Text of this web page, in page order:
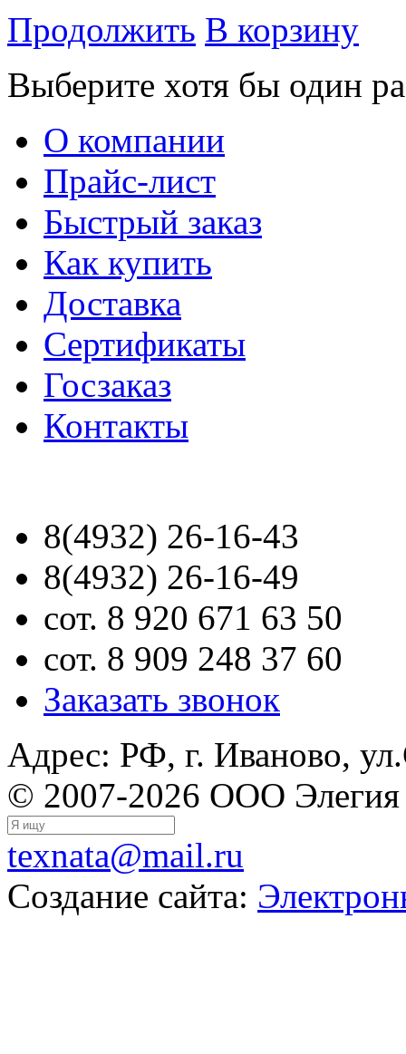
Продолжить В корзину
Выберите хотя бы один
О компании
Прайс-лист
Быстрый заказ
Как купить
Доставка
Сертификаты
Госзаказ
Контакты
8(4932) 26-16-43
8(4932) 26-16-49
сот. 8 920 671 63 50
сот. 8 909 248 37 60
Заказать звонок
Адрес: РФ, г. Иваново,
© 2007-2026 ООО Элегия
texnata@mail.ru
Создание сайта: